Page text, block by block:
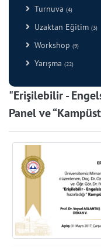
Turnuva (4)
Uzaktan Eğitim (3)
Workshop (9)
Yarışma (22)
"Erişilebilir -
Panel ve